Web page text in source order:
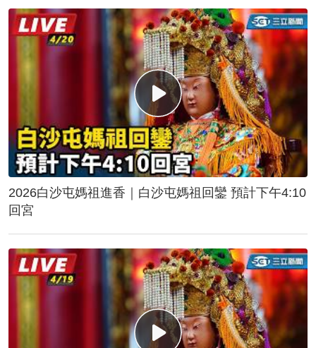
2026白沙屯媽祖進香｜白沙屯媽祖回鑾 預計下午4:10
回宮